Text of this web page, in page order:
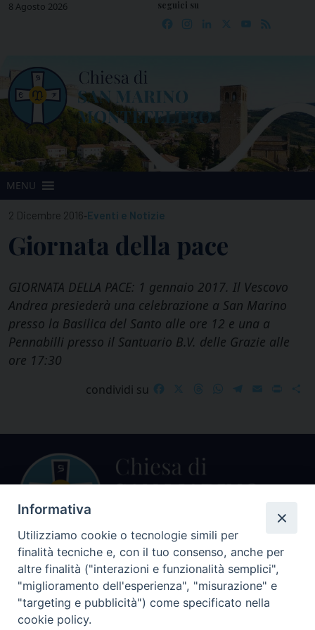
Skip8 Agosto 2026 seguici su
Facebook
Instagram
LinkedIn YouTube
MENU
2 Dicembre 2016-Eventi e Notizie
Giornata della pace
GIORNATA DELLA PACE: 1 gennaio 2017. Il Vescovo
Andrea presiederà una celebrazione a San Marino
presso la Basilica del Santo alle ore 12 e una a
Pennabilli presso il Santuario B.V. delle Grazie alle
ore 17:30
condividi su FacebookThreadsWhatsApp
Telegram
EmailPrint
Centralino Curia Vescovile
0541 913711
Indirizzo
Informativa
Utilizziamo cookie o tecnologie simili per
finalità tecniche e, con il tuo consenso, anche per
altre finalità ("interazioni e funzionalità semplici",
"miglioramento dell'esperienza", "misurazione" e
"targeting e pubblicità") come specificato nella
cookie policy.